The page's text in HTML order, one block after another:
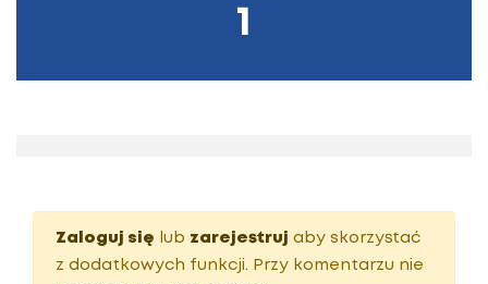
1
Zaloguj się lub zarejestruj aby skorzystać
z dodatkowych funkcji. Przy komentarzu nie